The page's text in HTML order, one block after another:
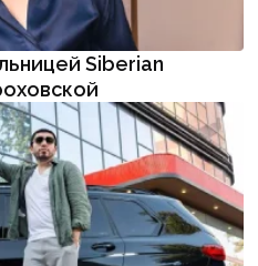
Siberian